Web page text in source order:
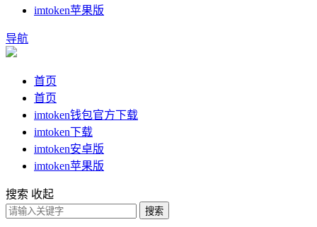
imtoken苹果版
导航
首页
首页
imtoken钱包官方下载
imtoken下载
imtoken安卓版
imtoken苹果版
搜索 收起
搜索